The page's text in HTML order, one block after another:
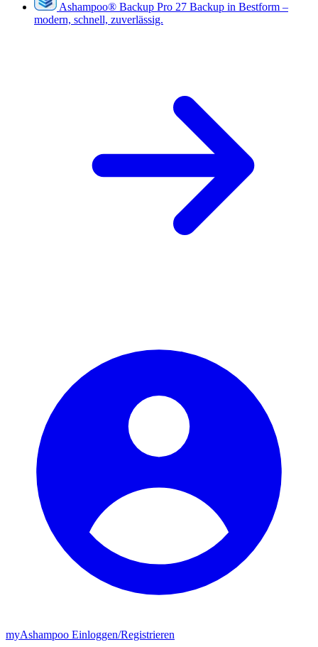
Ashampoo® Backup Pro 27 Backup in Bestform –
modern, schnell, zuverlässig.
myAshampoo Einloggen/Registrieren